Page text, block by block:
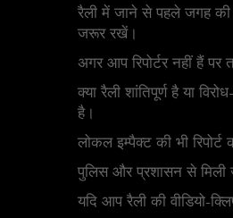
रैली में जाने से पहले जगह की
जरूर रखें।
अगर आप रिपोर्टर नहीं हैं
क्या रैली शांतिपूर्ण है या
है।
लोकल इम्पैक्ट की भी
पुलिस और प्रशासन से मिली
यदि आप रैली की वीडियो-